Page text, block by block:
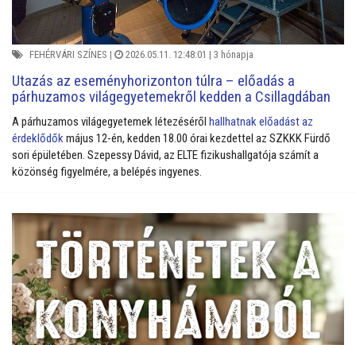
FEHÉRVÁRI SZÍNES | 2026.05.11. 12:48:01 | 3 hónapja
Utazás az eseményhorizonton túlra – előadás a
párhuzamos világegyetemekről kedden a Csillagdában
A párhuzamos világegyetemek létezéséről hallhatnak előadást az
érdeklődőkmájus 12-én, kedden 18.00 órai kezdettel az SZKKK Fürdő
sori épületében. Szepessy Dávid, az ELTE fizikushallgatója számít a
közönség figyelmére, a belépés ingyenes.